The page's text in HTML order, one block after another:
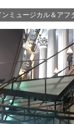
ンミュージカル＆アフ